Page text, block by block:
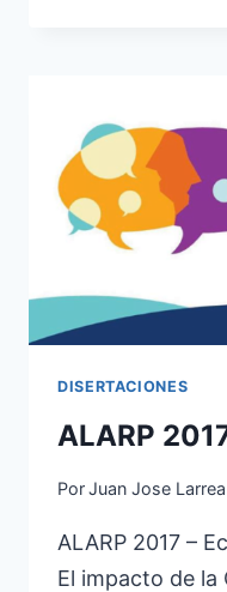
EXMA
DISERTACIONES
ALARP
PorJuan Jose Larrea
ALARP 2017 –
El impacto de la